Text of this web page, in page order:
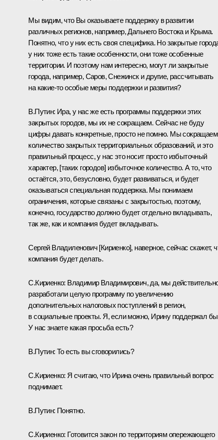
Мы видим, что Вы оказываете поддержку в развитии
различных регионов, например, Дальнего Востока и Крыма.
Понятно, что у них есть своя специфика. Но закрытые
у них тоже есть такие особенности, они тоже особенные
территории. И поэтому нам интересно, могут ли закрытые
города, например, Саров, Снежинск и другие, рассчитывать
на какие‑то особые меры поддержки и развития?
В.Путин: Ира, у нас же есть программы поддержки этих
закрытых городов, мы их не сокращаем. Сейчас не буду
цифры давать конкретные, просто не помню. Мы сокращаем
количество закрытых территориальных образований, и это
правильный процесс, у нас это носит просто избыточный
характер, [таких городов] избыточное количество. А то, что
остаётся, это, безусловно, будет развиваться, и будет
оказываться специальная поддержка. Мы понимаем
ограничения, которые связаны с закрытостью, поэтому,
конечно, государство должно будет отдельно вкладывать,
так же, как и компания будет вкладывать.
Сергей Владиленович [Кириенко], наверное, сейчас скажет,
компания будет делать.
С.Кириенко: Владимир Владимирович, да, мы
разработали целую программу по увеличению
дополнительных налоговых поступлений в регион,
в социальные проекты. Я, если можно, Ирину поддержал
У нас знаете какая просьба есть?
В.Путин: То есть вы сговорились?
С.Кириенко: Я считаю, что Ирина очень правильный вопрос
поднимает.
В.Путин: Понятно.
С.Кириенко: Готовится закон по территориям опережающего